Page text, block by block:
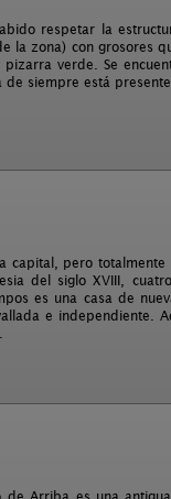
respetar la
la zona) con grosores
verde. Se
siempre está
capital, pero
del siglo XVIII,
es una casa de
e independiente.
Arriba es una